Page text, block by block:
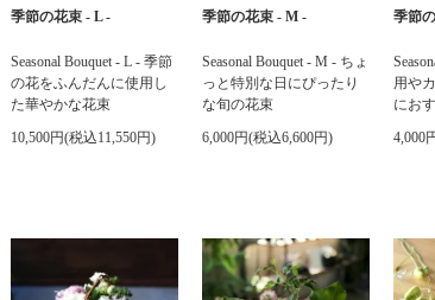
季節の花束 - L -
Seasonal Bouquet - L - 季節
の花をふんだんに使用し
た華やかな花束
10,500円(税込11,550円)
季節の花束 - M -
Seasonal Bouquet - M - ちょ
っと特別な日にぴったり
な旬の花束
6,000円(税込6,600円)
季節
用や
にお
4,000